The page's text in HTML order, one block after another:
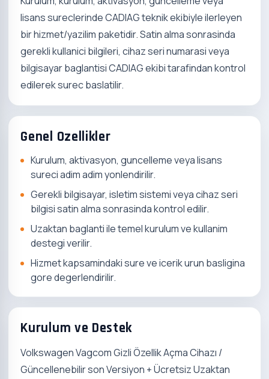
lisans sureclerinde CADIAG teknik ekibiyle ilerleyen
bir hizmet/yazilim paketidir. Satin alma sonrasinda
gerekli kullanici bilgileri, cihaz seri numarasi veya
bilgisayar baglantisi CADIAG ekibi tarafindan kontrol
edilerek surec baslatilir.
Genel Ozellikler
Kurulum, aktivasyon, guncelleme veya lisans
sureci adim adim yonlendirilir.
Gerekli bilgisayar, isletim sistemi veya cihaz seri
bilgisi satin alma sonrasinda kontrol edilir.
Uzaktan baglanti ile temel kurulum ve kullanim
destegi verilir.
Hizmet kapsamindaki sure ve icerik urun basligina
gore degerlendirilir.
Kurulum ve Destek
Volkswagen Vagcom Gizli Özellik Açma Cihazı /
Güncellenebilir son Versiyon + Ücretsiz Uzaktan